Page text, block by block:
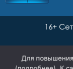
16+
Для